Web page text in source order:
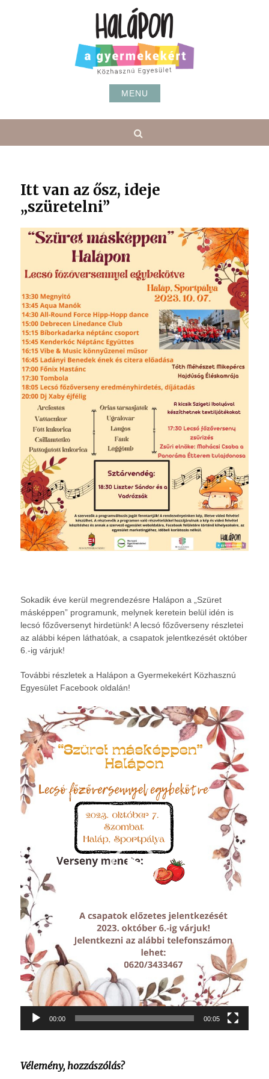
MENU
Itt van az ősz, ideje
„szüretelni”
Sokadik éve kerül megrendezésre Halápon a „Szüret
másképpen” programunk, melynek keretein belül idén is
lecsó főzőversenyt hirdetünk! A lecsó főzőverseny részletei
az alábbi képen láthatóak, a csapatok jelentkezését október
6.-ig várjuk!
További részletek a Halápon a Gyermekekért Közhasznú
Egyesület Facebook oldalán!
Videólejátszó
00:00 00:05
Vélemény, hozzászólás?